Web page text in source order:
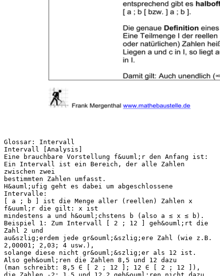
Glossar: Intervall
Intervall [Analysis]
Eine brauchbare Vorstellung f&uuml;r den Anfang ist:
Ein Intervall ist ein Bereich, der alle Zahlen
zwischen zwei
bestimmten Zahlen umfasst.
H&auml;ufig geht es dabei um abgeschlossene
Intervalle:
[ a ; b ] ist die Menge aller (reellen) Zahlen x
f&uuml;r die gilt: x ist
mindestens a und h&ouml;chstens b (also a ≤ x ≤ b).
Beispiel 1: Zum Intervall [ 2 ; 12 ] geh&ouml;rt die
Zahl 2 und
au&szlig;erdem jede gr&ouml;&szlig;ere Zahl (wie z.B.
2,00001; 2,03; 4 usw.),
solange diese nicht gr&ouml;&szlig;er als 12 ist.
Also geh&ouml;ren die Zahlen 8,5 und 12 dazu
(man schreibt: 8,5 ∈ [ 2 ; 12 ]; 12 ∈ [ 2 ; 12 ]),